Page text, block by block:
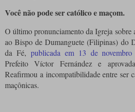
Você não pode ser católico e maçom.
O último pronunciamento da Igreja sobre
ao Bispo de Dumanguete (Filipinas) do
da Fé, publicada em 13 de
Prefeito Víctor Fernández e
Reafirmou a incompatibilidade entre ser
maçônicas.